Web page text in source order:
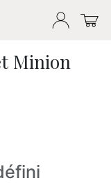
Minion